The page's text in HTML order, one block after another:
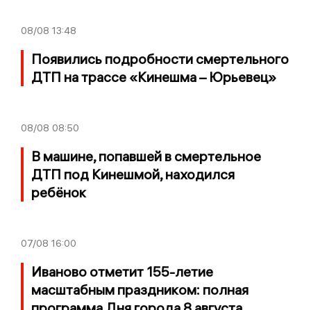
08/08 13:48
Появились подробности смертельного
ДТП на трассе «Кинешма – Юрьевец»
08/08 08:50
В машине, попавшей в смертельное
ДТП под Кинешмой, находился
ребёнок
07/08 16:00
Иваново отметит 155-летие
масштабным праздником: полная